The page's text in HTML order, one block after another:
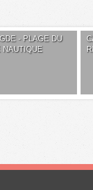
- PLAGE DU
NAUTIQUE